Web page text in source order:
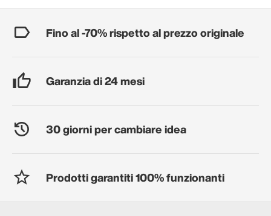
Fino al -70% rispetto al prezzo originale
Garanzia di 24 mesi
30 giorni per cambiare idea
Prodotti garantiti 100% funzionanti